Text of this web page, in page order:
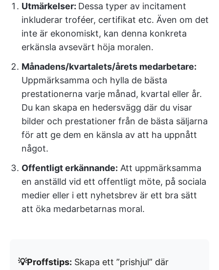
Utmärkelser: Dessa typer av incitament
inkluderar troféer, certifikat etc. Även om det
inte är ekonomiskt, kan denna konkreta
erkänsla avsevärt höja moralen.
Månadens/kvartalets/årets medarbetare:
Uppmärksamma och hylla de bästa
prestationerna varje månad, kvartal eller år.
Du kan skapa en hedersvägg där du visar
bilder och prestationer från de bästa säljarna
för att ge dem en känsla av att ha uppnått
något.
Offentligt erkännande: Att uppmärksamma
en anställd vid ett offentligt möte, på sociala
medier eller i ett nyhetsbrev är ett bra sätt
att öka medarbetarnas moral.
💡Proffstips: Skapa ett ”prishjul” där